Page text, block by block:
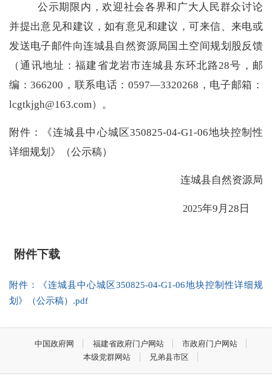
公示期限内，欢迎社会各界和广大人民群众讨论
并提出意见和建议，如有意见和建议，可来信、来电或
发送电子邮件向连城县自然资源局国土空间规划股反馈
（通讯地址：福建省龙岩市连城县东环北路28号，邮
编：366200 ，联系电话： 0597—3320268 ，电子邮箱：
lcgtkjgh@163.com）。
附件：《连城县中心城区350825-04-G1-06地块控制性
详细规划 》（公示稿）
连城县自然资源局
2025年9 月 28 日
附件下载
附件：《连城县中心城区350825-04-G1-06地块控制性详细规
划》（公示稿）.pdf
中国政府网 福建省政府门户网站
市政府门户网站
本级党群网站
兄弟县市区